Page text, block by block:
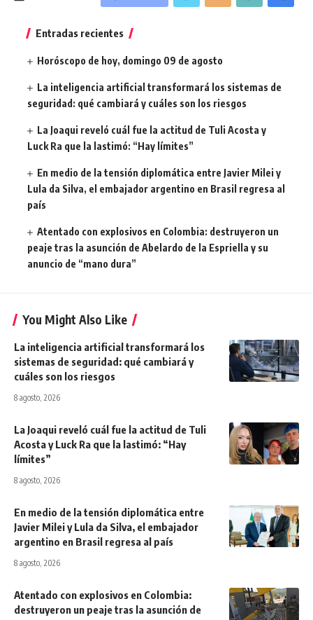
Entradas recientes
Horóscopo de hoy, domingo 09 de agosto
La inteligencia artificial transformará los sistemas de
seguridad: qué cambiará y cuáles son los riesgos
La Joaqui reveló cuál fue la actitud de Tuli Acosta y
Luck Ra que la lastimó: “Hay límites”
En medio de la tensión diplomática entre Javier Milei y
Lula da Silva, el embajador argentino en Brasil regresa al
país
Atentado con explosivos en Colombia: destruyeron un
peaje tras la asunción de Abelardo de la Espriella y su
anuncio de “mano dura”
You Might Also Like
La inteligencia artificial transformará los
sistemas de seguridad: qué cambiará y
cuáles son los riesgos
8 agosto, 2026
La Joaqui reveló cuál fue la actitud de Tuli
Acosta y Luck Ra que la lastimó: “Hay
límites”
8 agosto, 2026
En medio de la tensión diplomática entre
Javier Milei y Lula da Silva, el embajador
argentino en Brasil regresa al país
8 agosto, 2026
Atentado con explosivos en Colombia:
destruyeron un peaje tras la asunción de